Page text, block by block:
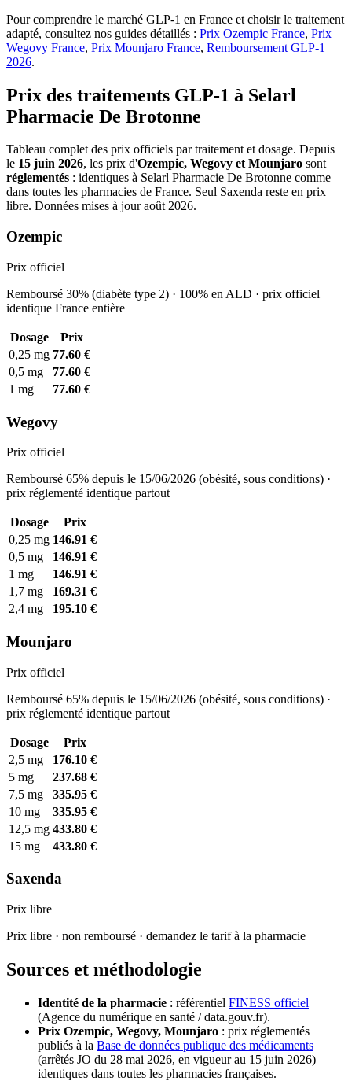
Pour comprendre le marché GLP-1 en France et choisir le traitement
adapté, consultez nos guides détaillés : Prix Ozempic France, Prix
Wegovy France, Prix Mounjaro France, Remboursement GLP-1
2026.
Prix des traitements GLP-1 à Selarl
Pharmacie De Brotonne
Tableau complet des prix officiels par traitement et dosage. Depuis
le 15 juin 2026, les prix d'Ozempic, Wegovy et Mounjaro sont
réglementés : identiques à Selarl Pharmacie De Brotonne comme
dans toutes les pharmacies de France. Seul Saxenda reste en prix
libre. Données mises à jour août 2026.
Ozempic
Prix officiel
Remboursé 30% (diabète type 2) · 100% en ALD · prix officiel
identique France entière
Dosage
Prix
0,25 mg 77.60 €
0,5 mg
77.60 €
1 mg
77.60 €
Wegovy
Prix officiel
Remboursé 65% depuis le 15/06/2026 (obésité, sous conditions) ·
prix réglementé identique partout
Dosage
Prix
0,25 mg 146.91 €
0,5 mg
146.91 €
1 mg
146.91 €
1,7 mg
169.31 €
2,4 mg
195.10 €
Mounjaro
Prix officiel
Remboursé 65% depuis le 15/06/2026 (obésité, sous conditions) ·
prix réglementé identique partout
Dosage
Prix
2,5 mg
176.10 €
5 mg
237.68 €
7,5 mg
335.95 €
10 mg
335.95 €
12,5 mg 433.80 €
15 mg
433.80 €
Saxenda
Prix libre
Prix libre · non remboursé · demandez le tarif à la pharmacie
Sources et méthodologie
Identité de la pharmacie : référentiel FINESS officiel
(Agence du numérique en santé / data.gouv.fr).
Prix Ozempic, Wegovy, Mounjaro : prix réglementés
publiés à la Base de données publique des médicaments
(arrêtés JO du 28 mai 2026, en vigueur au 15 juin 2026) —
identiques dans toutes les pharmacies françaises.